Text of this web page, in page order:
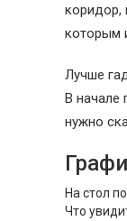
коридор,
которым
Лучше
В начале
нужно
На стол
Что